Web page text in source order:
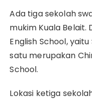
Ada tiga sekolah
mukim Kuala Belait.
English School,
satu merupakan
School.
Lokasi ketiga